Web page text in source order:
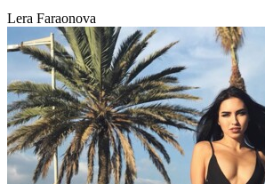
Lera Faraonova